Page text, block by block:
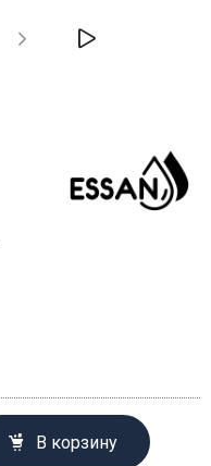
В корзину